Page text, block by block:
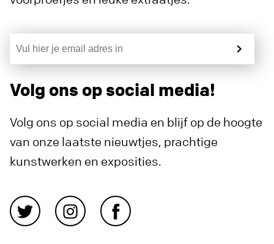
Volg ons op social media!
Volg ons op social media en blijf op de hoogte
van onze laatste nieuwtjes, prachtige
kunstwerken en exposities.